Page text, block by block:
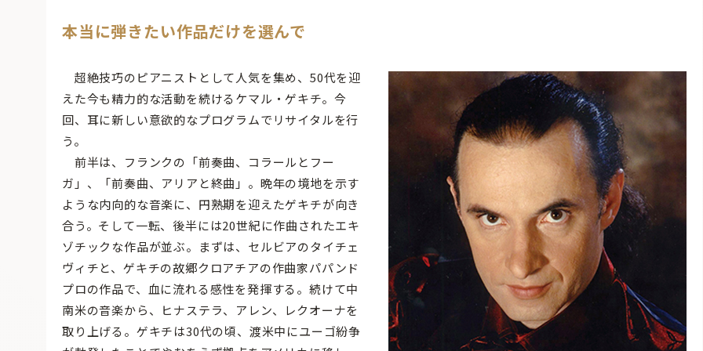
本当に弾きたい作品だけを選んで
超絶技巧のピアニストとして人気を集め、50代を迎
えた今も精力的な活動を続けるケマル・ゲキチ。今
回、耳に新しい意欲的なプログラムでリサイタルを行
う。
前半は、フランクの「前奏曲、コラールとフー
ガ」、「前奏曲、アリアと終曲」。晩年の境地を示す
ような内向的な音楽に、円熟期を迎えたゲキチが向き
合う。そして一転、後半には20世紀に作曲されたエキ
ゾチックな作品が並ぶ。まずは、セルビアのタイチェ
ヴィチと、ゲキチの故郷クロアチアの作曲家パパンド
プロの作品で、血に流れる感性を発揮する。続けて中
南米の音楽から、ヒナステラ、アレン、レクオーナを
取り上げる。ゲキチは30代の頃、渡米中にユーゴ紛争